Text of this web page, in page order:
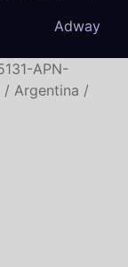
Adway
APN-
/ Argentina /